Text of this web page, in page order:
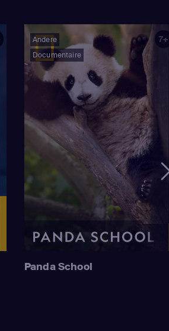
Andere
Documentaire
7+
Panda School